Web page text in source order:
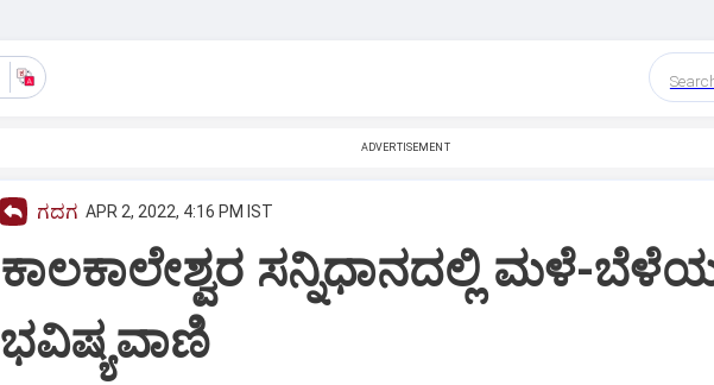
ADVERTISEMENT
ಗದಗ APR 2, 2022, 4:16 PM IST
ಕಾಲಕಾಲೇಶ್ವರ ಸನ್ನಿಧಾನದಲ್ಲಿ ಮಳೆ-
ಭವಿಷ್ಯವಾಣಿ